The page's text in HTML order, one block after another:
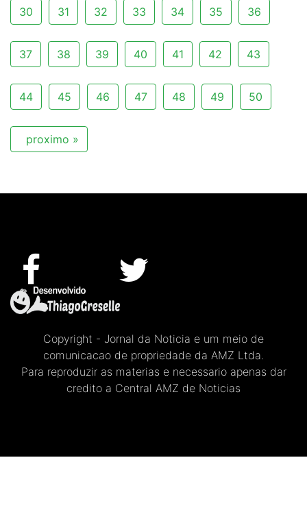
30 31 32 33 34 35 36
37 38 39 40 41 42 43
44 45 46 47 48 49 50
proximo »
Copyright - Jornal da Noticia e um meio de
comunicacao de propriedade da AMZ Ltda.
Para reproduzir as materias e necessario apenas dar
credito a Central AMZ de Noticias